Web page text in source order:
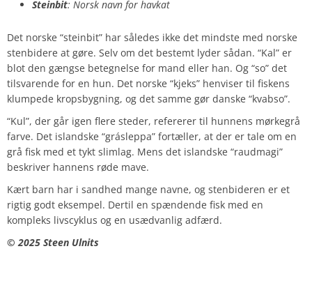
Steinbit: Norsk navn for havkat
Det norske “steinbit” har således ikke det mindste med norske
stenbidere at gøre. Selv om det bestemt lyder sådan. “Kal” er
blot den gængse betegnelse for mand eller han. Og “so” det
tilsvarende for en hun. Det norske “kjeks” henviser til fiskens
klumpede kropsbygning, og det samme gør danske “kvabso”.
“Kul”, der går igen flere steder, refererer til hunnens mørkegrå
farve. Det islandske “grásleppa” fortæller, at der er tale om en
grå fisk med et tykt slimlag. Mens det islandske “raudmagi”
beskriver hannens røde mave.
Kært barn har i sandhed mange navne, og stenbideren er et
rigtig godt eksempel. Dertil en spændende fisk med en
kompleks livscyklus og en usædvanlig adfærd.
©️ 2025 Steen Ulnits